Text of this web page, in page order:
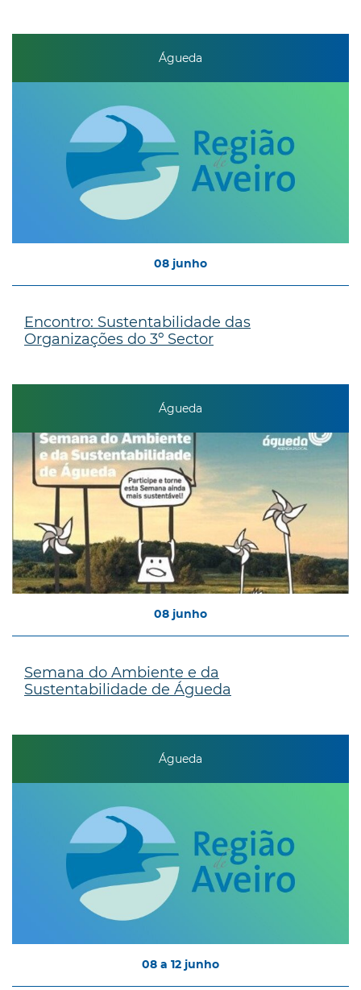
Águeda
08 junho
Encontro: Sustentabilidade das
Organizações do 3º Sector
Águeda
08 junho
Semana do Ambiente e da
Sustentabilidade de Águeda
Águeda
08 a 12 junho